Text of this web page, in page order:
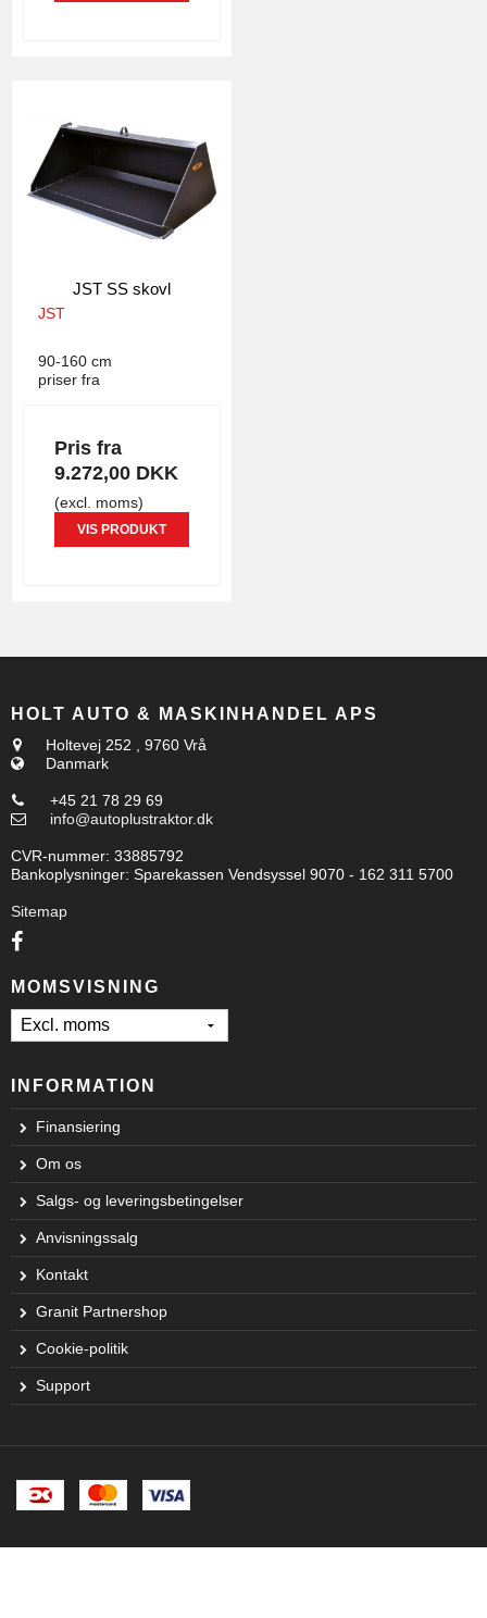
JST SS skovl
JST
90-160 cm
priser fra
Pris fra
9.272,00 DKK
(excl. moms)
VIS PRODUKT
HOLT AUTO & MASKINHANDEL APS
Holtevej 252
9760 Vrå
Danmark
+45 21 78 29 69
info@autoplustraktor.dk
CVR-nummer: 33885792
Bankoplysninger: Sparekassen Vendsyssel 9070 - 162 311 5700
Sitemap
MOMSVISNING
INFORMATION
Finansiering
Om os
Salgs- og leveringsbetingelser
Anvisningssalg
Kontakt
Granit Partnershop
Cookie-politik
Support